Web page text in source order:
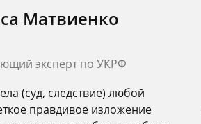
Матвиенко
эксперт по УКРФ
(суд, следствие) любой
правдивое изложение